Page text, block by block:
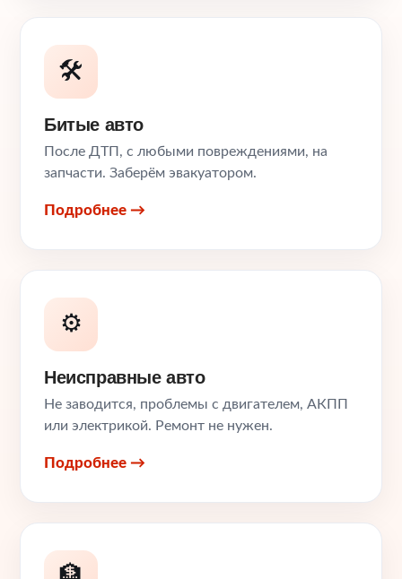
🛠️
Битые авто
После ДТП, с любыми повреждениями, на
запчасти. Заберём эвакуатором.
Подробнее →
⚙️
Неисправные авто
Не заводится, проблемы с двигателем, АКПП
или электрикой. Ремонт не нужен.
Подробнее →